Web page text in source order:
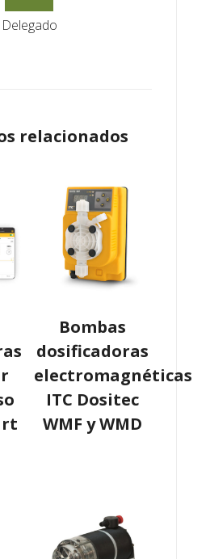
Delegado
relacionados
Bombas
dosificadoras
electromagnéticas
ITC Dositec
WMF y WMD